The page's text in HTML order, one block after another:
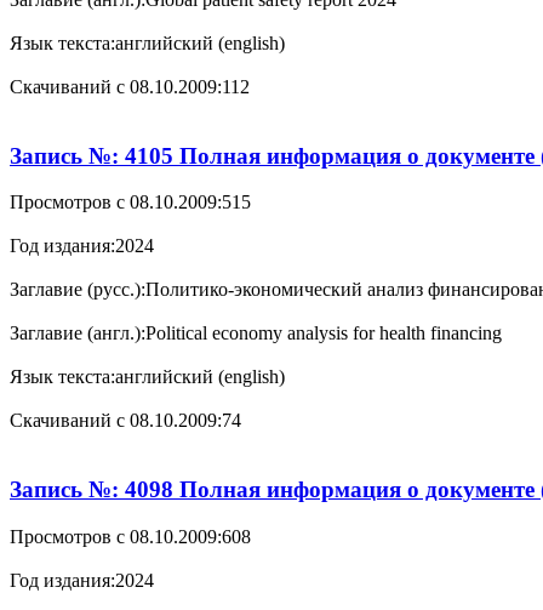
Язык текста:английский (english)
Cкачиваний с 08.10.2009:112
Запись №: 4105 Полная информация о документе
Просмотров с 08.10.2009:515
Год издания:2024
Заглавие (русс.):Политико-экономический анализ
Заглавие (англ.):Political economy analysis for health financing
Язык текста:английский (english)
Cкачиваний с 08.10.2009:74
Запись №: 4098 Полная информация о документе
Просмотров с 08.10.2009:608
Год издания:2024